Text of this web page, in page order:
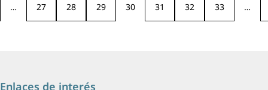
… 27 28 29 30 31 32 33 …
Enlaces de interés